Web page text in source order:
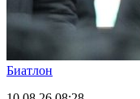
Биатлон